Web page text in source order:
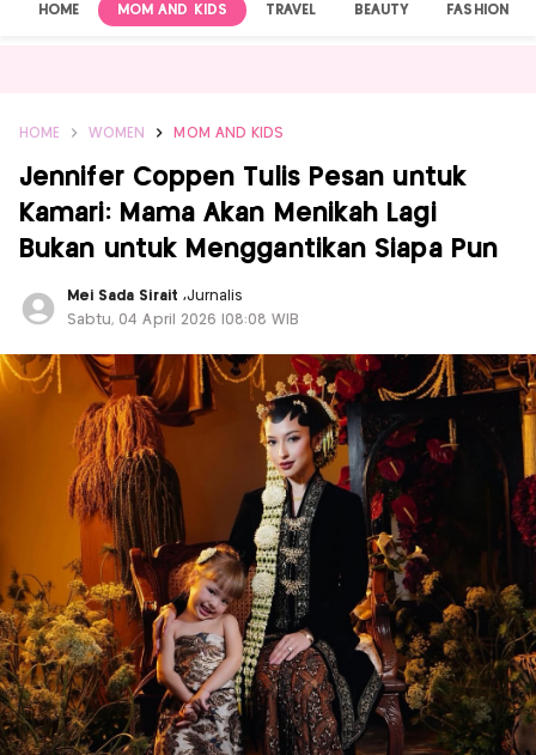
HOME MOM AND KIDS TRAVEL BEAUTY FASHION
HOME WOMEN MOM AND KIDS
Jennifer Coppen Tulis Pesan untuk
Kamari: Mama Akan Menikah Lagi
Bukan untuk Menggantikan Siapa Pun
Mei Sada Sirait ,Jurnalis
Sabtu, 04 April 2026 |08:08 WIB